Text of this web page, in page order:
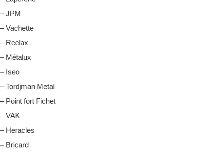
– JPM
– Vachette
– Reelax
– Métalux
– Iseo
– Tordjman Metal
– Point fort Fichet
– VAK
– Heracles
– Bricard